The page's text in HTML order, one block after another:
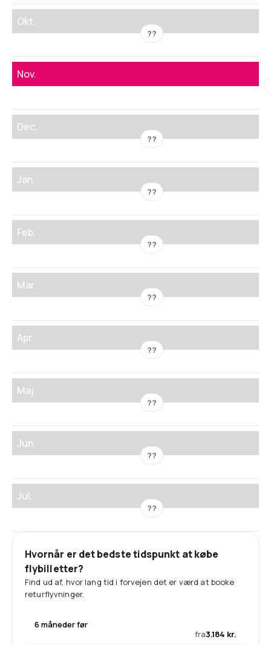
Okt.
??
Nov.
Dec.
??
Jan.
??
Feb.
??
Mar.
??
Apr.
??
Maj
??
Jun.
??
Jul.
??
Hvornår er det bedste tidspunkt at købe
flybilletter?
Find ud af, hvor lang tid i forvejen det er værd at booke
returflyvninger.
6 måneder før
fra3.184 kr.